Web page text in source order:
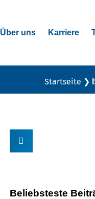
Über uns Karriere
Startseite ❯
Beliebsteste